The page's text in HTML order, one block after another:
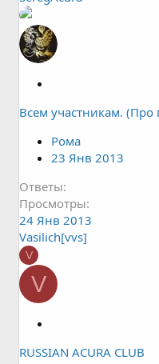
к
ы
т
а
Всем участникам. (Про
Рома
23 Янв 2013
Ответы
Просмотры
24 Янв 2013
Vasilich[vvs]
V
V
к
RUSSIAN ACURA CLUB